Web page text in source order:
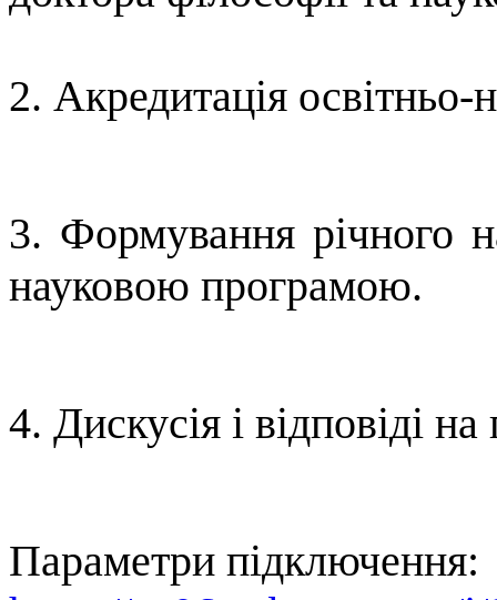
2. Акредитація
3. Формування річного
науковою програмою.
4. Дискусія і відповіді
Параметри підключення: